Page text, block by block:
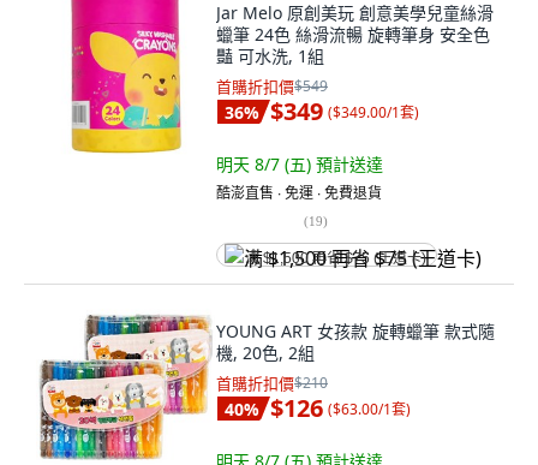
Jar Melo 原創美玩 創意美學兒童絲滑
蠟筆 24色 絲滑流暢 旋轉筆身 安全色
豔 可水洗, 1組
首購折扣價$549
36% $349 ($349.00/1套)
明天 8/7 (五) 預計送達
酷澎直售 ∙ 免運 ∙ 免費退貨
(19)
满 $1,500 再省 $75 (王道卡)
YOUNG ART 女孩款 旋轉蠟筆 款式隨
機, 20色, 2組
首購折扣價$210
40% $126 ($63.00/1套)